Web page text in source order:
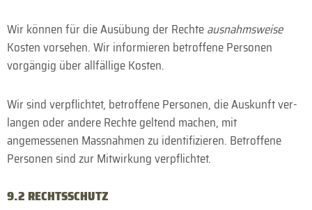
Wir können für die Aus­übung der Rechteausnahms­weise
Kosten vor­sehen. Wir infor­mieren be­troffene Per­sonen
vorgängig über all­fällige Kosten.
Wir sind ver­pflichtet, betroffene Personen, die Auskunft ver­
langen oder andere Rechte geltend machen, mit
angemessenen Mass­nahmen zu identi­fizieren. Betroffene
Personen sind zur Mit­wirkung verpflichtet.
9.2 RECHTSSCHUTZ